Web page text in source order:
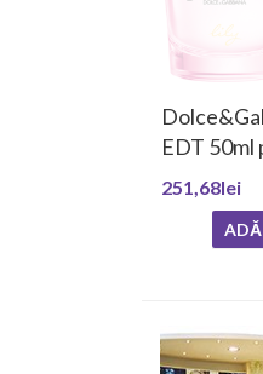
EDT 50ml
251,68lei